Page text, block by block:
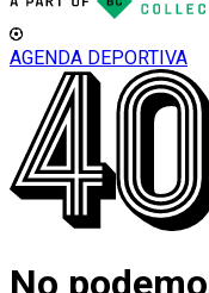
AGENDA DEPORTIVA
No